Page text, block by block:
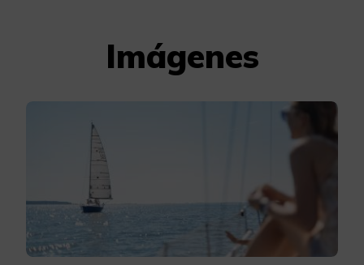
Imágenes